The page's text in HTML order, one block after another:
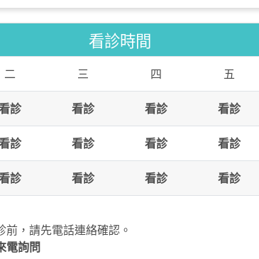
看診時間
二 三 四 五
診 看診 看診 看診
診 看診 看診 看診
診 看診 看診 看診
，請先電話連絡確認。
電詢問